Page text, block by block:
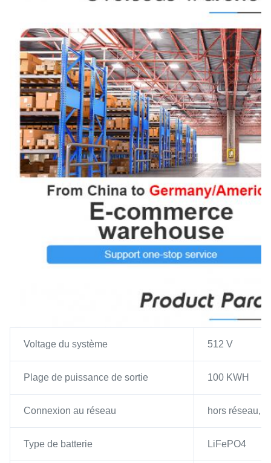
Voltage du système 512 V
Plage de puissance de sortie 100 KWH
Connexion au réseau hors réseau,
Type de batterie LiFePO4